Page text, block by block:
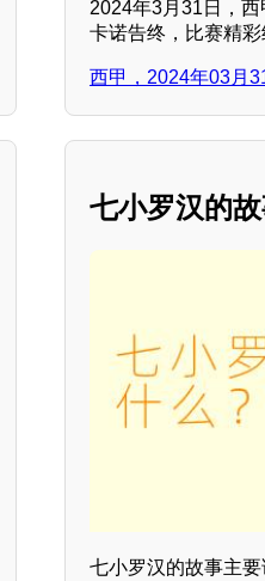
2024年3月31日，
卡诺告终，比赛精彩
西甲，2024年03月
七小罗汉的
七小罗汉的故事主